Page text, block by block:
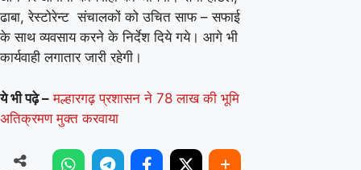
ढाबा, रेस्टोरेन्ट संचालकों को उचित साफ – सफाई
के साथ व्यवसाय करने के निर्देश दिये गये। आगे भी
कार्यवाही लगातार जारी रहेगी।
ये भी पढ़े – मल्हारगढ़ प्रशासन ने 78 लाख की भूमि
अतिक्रमण मुक्त करवाया